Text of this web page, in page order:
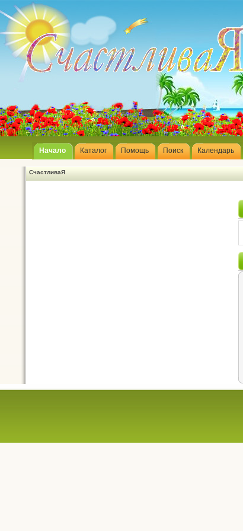
Начало Каталог Помощь Поиск Календарь
СчастливаЯ